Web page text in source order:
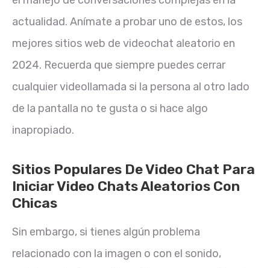
actualidad. Anímate a probar uno de estos, los
mejores sitios web de videochat aleatorio en
2024. Recuerda que siempre puedes cerrar
cualquier videollamada si la persona al otro lado
de la pantalla no te gusta o si hace algo
inapropiado.
Sitios Populares De Video Chat Para
Iniciar Video Chats Aleatorios Con
Chicas
Sin embargo, si tienes algún problema
relacionado con la imagen o con el sonido,